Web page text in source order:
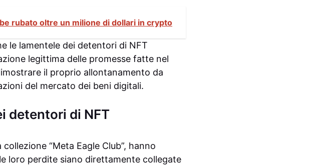
rubato oltre un milione di dollari in crypto
le lamentele dei detentori di NFT
legittima delle promesse fatte nel
il proprio allontanamento da
del mercato dei beni digitali.
detentori di NFT
collezione “Meta Eagle Club”, hanno
loro perdite siano direttamente collegate